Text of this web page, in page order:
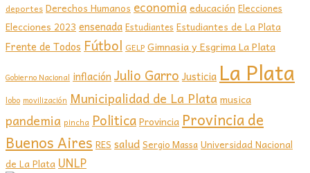
deportes Derechos Humanos economia educación Elecciones
Elecciones 2023 ensenada Estudiantes Estudiantes de La Plata
Frente de Todos Fútbol GELP Gimnasia y Esgrima La Plata
Gobierno Nacional inflación Julio Garro Justicia La Plata
lobo movilización Municipalidad de La Plata musica
pandemia pincha PoliticaProvincia Provincia de
Buenos Aires RES saludSergio MassaUniversidad Nacional
de La Plata UNLP